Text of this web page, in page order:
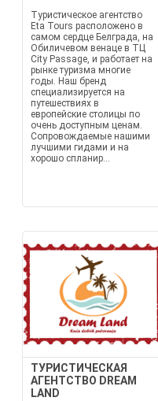
Туристическое агентство
Eta Tours расположено в
самом сердце Белграда, на
Обиличевом венаце в ТЦ
City Passage, и работает на
рынке туризма многие
годы. Наш бренд
специализируется на
путешествиях в
европейские столицы по
очень доступным ценам.
Сопровождаемые нашими
лучшими гидами и на
хорошо спланир...
ТУРИСТИЧЕСКАЯ
АГЕНТСТВО DREAM
LAND